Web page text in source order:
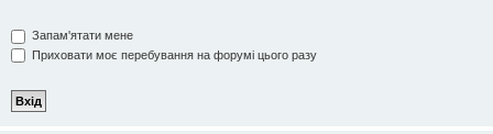
Запам'ятати мене
Приховати моє перебування на форумі цього разу